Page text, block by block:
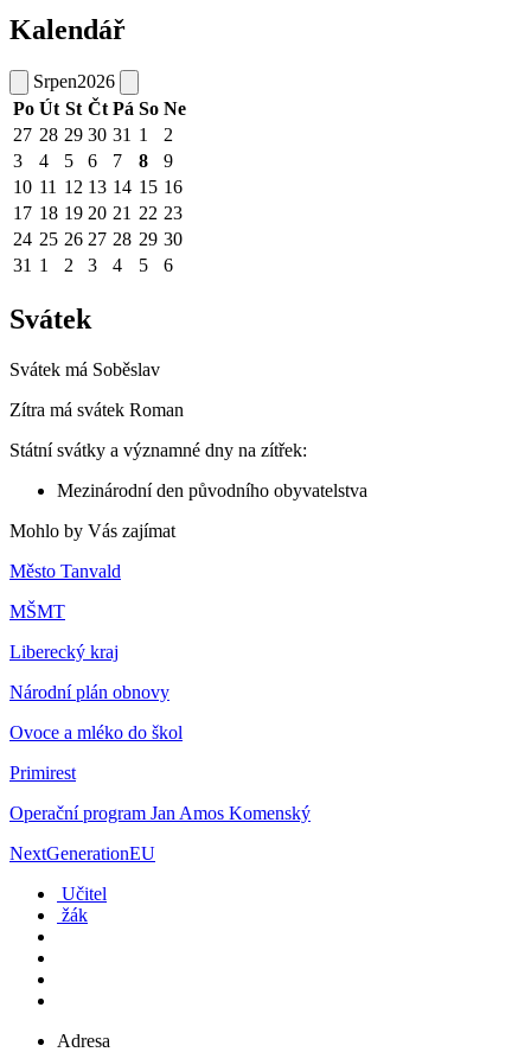
Kalendář
Srpen2026
Po Út St Čt Pá So Ne
27 28 29 30 31 1
2
3
4 5 6 7 8
9
10 11 12 13 14 15 16
17 18 19 20 21 22 23
24 25 26 27 28 29 30
31 1 2 3 4 5 6
Svátek
Svátek má Soběslav
Zítra má svátek Roman
Státní svátky a významné dny na zítřek:
Mezinárodní den původního obyvatelstva
Mohlo by Vás zajímat
Město Tanvald
MŠMT
Liberecký kraj
Národní plán obnovy
Ovoce a mléko do škol
Primirest
Operační program Jan Amos Komenský
NextGenerationEU
Učitel
žák
Adresa